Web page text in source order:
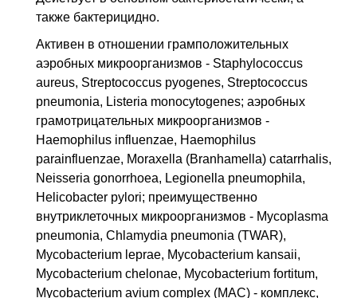
также бактерицидно.
Активен в отношении грамположительных
аэробных микроорганизмов - Staphylococcus
aureus, Streptococcus pyogenes, Streptococcus
pneumonia, Listeria monocytogenes; аэробных
грамотрицательных микроорганизмов -
Haemophilus influenzae, Haemophilus
parainfluenzae, Moraxella (Branhamella) catarrhalis,
Neisseria gonorrhoea, Legionella pneumophila,
Helicobacter pylori; преимущественно
внутриклеточных микроорганизмов - Mycoplasma
pneumonia, Chlamydia pneumonia (TWAR),
Mycobacterium leprae, Mycobacterium kansaii,
Mycobacterium chelonae, Mycobacterium fortitum,
Mycobacterium avium complex (MAC) - комплекс,